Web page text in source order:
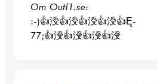
Om Outl1.se:
:-)👍涭👍涭👍涭👍涭👍Ę-
77;👍涭👍涭👍涭👍涭